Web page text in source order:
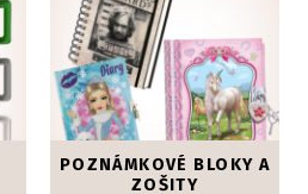
POZNÁMKOVÉ BLOKY A
ZOŠITY